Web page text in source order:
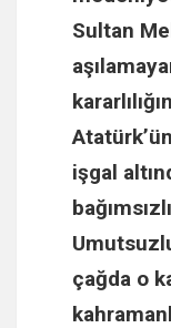
Sultan
Atatürk
işgal
çağda o